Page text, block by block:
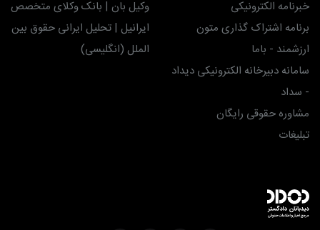
خبرنامه الکترونیکی
برنامه اشتراک گذاری متون
ارزشمند - باما
سامانه دبیرخانه الکترونیکی دیداد
- سداد
مشاوره حقوقی رایگان
تبلیغات
وکیل بان | بانک وکلای متخصص
ایرانیل | تحلیل ایرانی حقوق بین
الملل (انگلیسی)